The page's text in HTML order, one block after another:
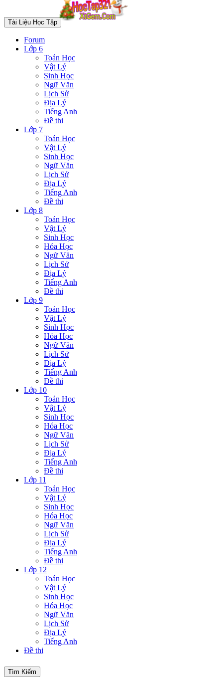
Tài Liệu Học Tập
Forum
Lớp 6
Toán Học
Vật Lý
Sinh Học
Ngữ Văn
Lịch Sử
Địa Lý
Tiếng Anh
Đề thi
Lớp 7
Toán Học
Vật Lý
Sinh Học
Ngữ Văn
Lịch Sử
Địa Lý
Tiếng Anh
Đề thi
Lớp 8
Toán Học
Vật Lý
Sinh Học
Hóa Học
Ngữ Văn
Lịch Sử
Địa Lý
Tiếng Anh
Đề thi
Lớp 9
Toán Học
Vật Lý
Sinh Học
Hóa Học
Ngữ Văn
Lịch Sử
Địa Lý
Tiếng Anh
Đề thi
Lớp 10
Toán Học
Vật Lý
Sinh Học
Hóa Học
Ngữ Văn
Lịch Sử
Địa Lý
Tiếng Anh
Đề thi
Lớp 11
Toán Học
Vật Lý
Sinh Học
Hóa Học
Ngữ Văn
Lịch Sử
Địa Lý
Tiếng Anh
Đề thi
Lớp 12
Toán Học
Vật Lý
Sinh Học
Hóa Học
Ngữ Văn
Lịch Sử
Địa Lý
Tiếng Anh
Đề thi
Tìm Kiếm